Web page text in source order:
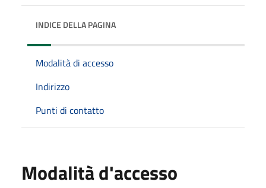
INDICE DELLA PAGINA
Modalità di accesso
Indirizzo
Punti di contatto
Modalità d'accesso